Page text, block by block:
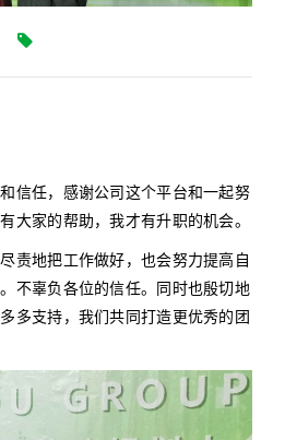
信任，感谢公司这个平台和一起努
大家的帮助，我才有升职的机会。
责地把工作做好，也会努力提高自
不辜负各位的信任。同时也殷切地
多支持，我们共同打造更优秀的团